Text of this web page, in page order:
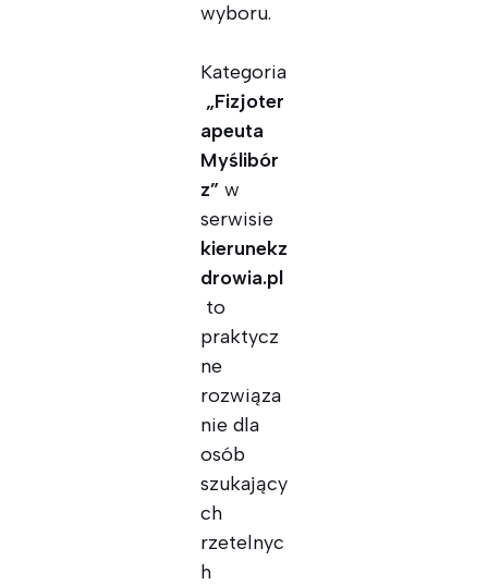
wyboru.
Kategoria
„Fizjoter
apeuta
Myślibór
z” w
serwisie
kierunekz
drowia.pl
to
praktycz
ne
rozwiąza
nie dla
osób
szukający
ch
rzetelnyc
h